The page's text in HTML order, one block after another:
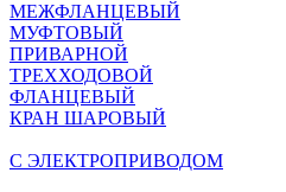
МЕЖФЛАНЦЕВЫЙ
МУФТОВЫЙ
ПРИВАРНОЙ
ТРЕХХОДОВОЙ
ФЛАНЦЕВЫЙ
КРАН ШАРОВЫЙ
C ЭЛЕКТРОПРИВОДОМ